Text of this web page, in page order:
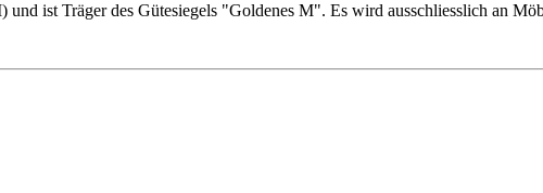
ist Träger des Gütesiegels "Goldenes M". Es wird ausschliesslich an